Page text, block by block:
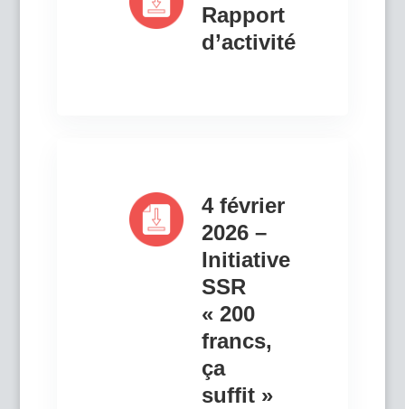
Rapport
d’activité
4 février
2026 –
Initiative
SSR
« 200
francs,
ça
suffit »